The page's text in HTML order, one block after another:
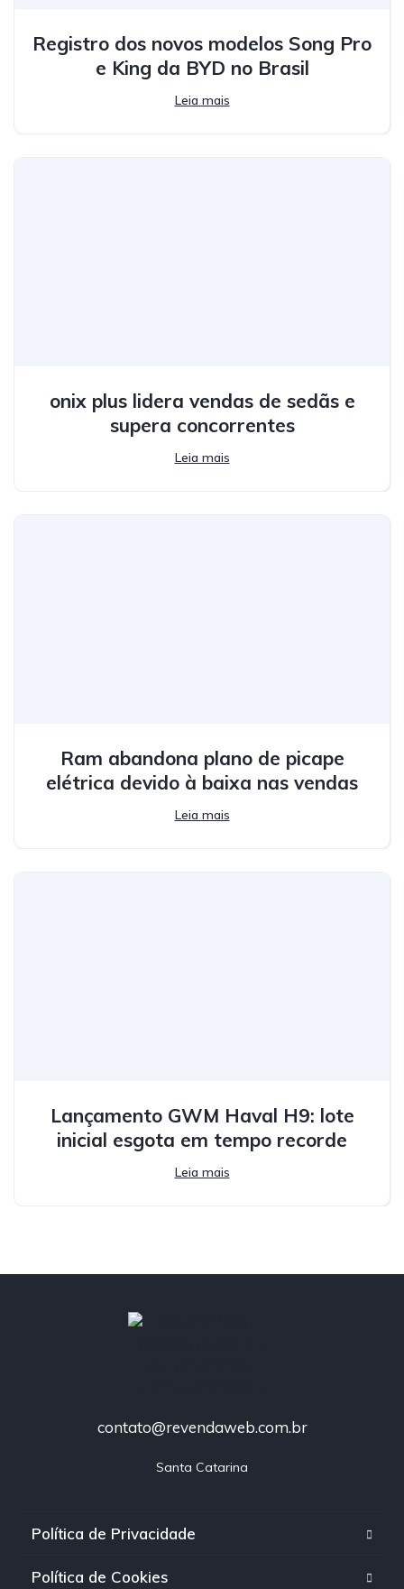
Registro dos novos modelos Song Pro
e King da BYD no Brasil
Leia mais
onix plus lidera vendas de sedãs e
supera concorrentes
Leia mais
Ram abandona plano de picape
elétrica devido à baixa nas vendas
Leia mais
Lançamento GWM Haval H9: lote
inicial esgota em tempo recorde
Leia mais
contato@revendaweb.com.br
Santa Catarina
Política de Privacidade
Política de Cookies